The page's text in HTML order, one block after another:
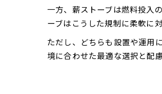
一方、薪ストーブは燃料投入
ーブはこうした規制に柔軟に
ただし、どちらも設置や運用
境に合わせた最適な選択と配